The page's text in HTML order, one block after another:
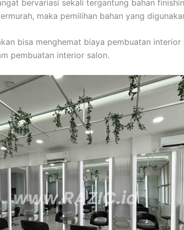
bervariasi sekali tergantung bahan
maka pemilihan bahan yang
bisa menghemat biaya pembuatan
pembuatan interior salon.